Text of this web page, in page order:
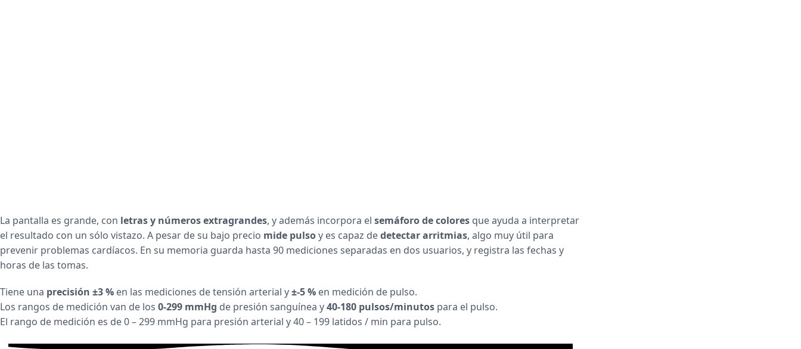
La pantalla es grande, con letras y números extragrandes, y además incorpora el semáforo de colores que ayuda a interpretar
el resultado con un sólo vistazo. A pesar de su bajo precio mide pulsoy es capaz dedetectar arritmias, algo muy útil para
prevenir problemas cardíacos. En su memoria guarda hasta 90 mediciones separadas en dos usuarios, y registra las fechas y
horas de las tomas.
Tiene una precisión ±3 % en las mediciones de tensión arterial y±-5 % en medición de pulso.
Los rangos de medición van de los 0-299 mmHg de presión sanguínea y40-180 pulsos/minutos para el pulso.
El rango de medición es de 0 – 299 mmHg para presión arterial y 40 – 199 latidos / min para pulso.